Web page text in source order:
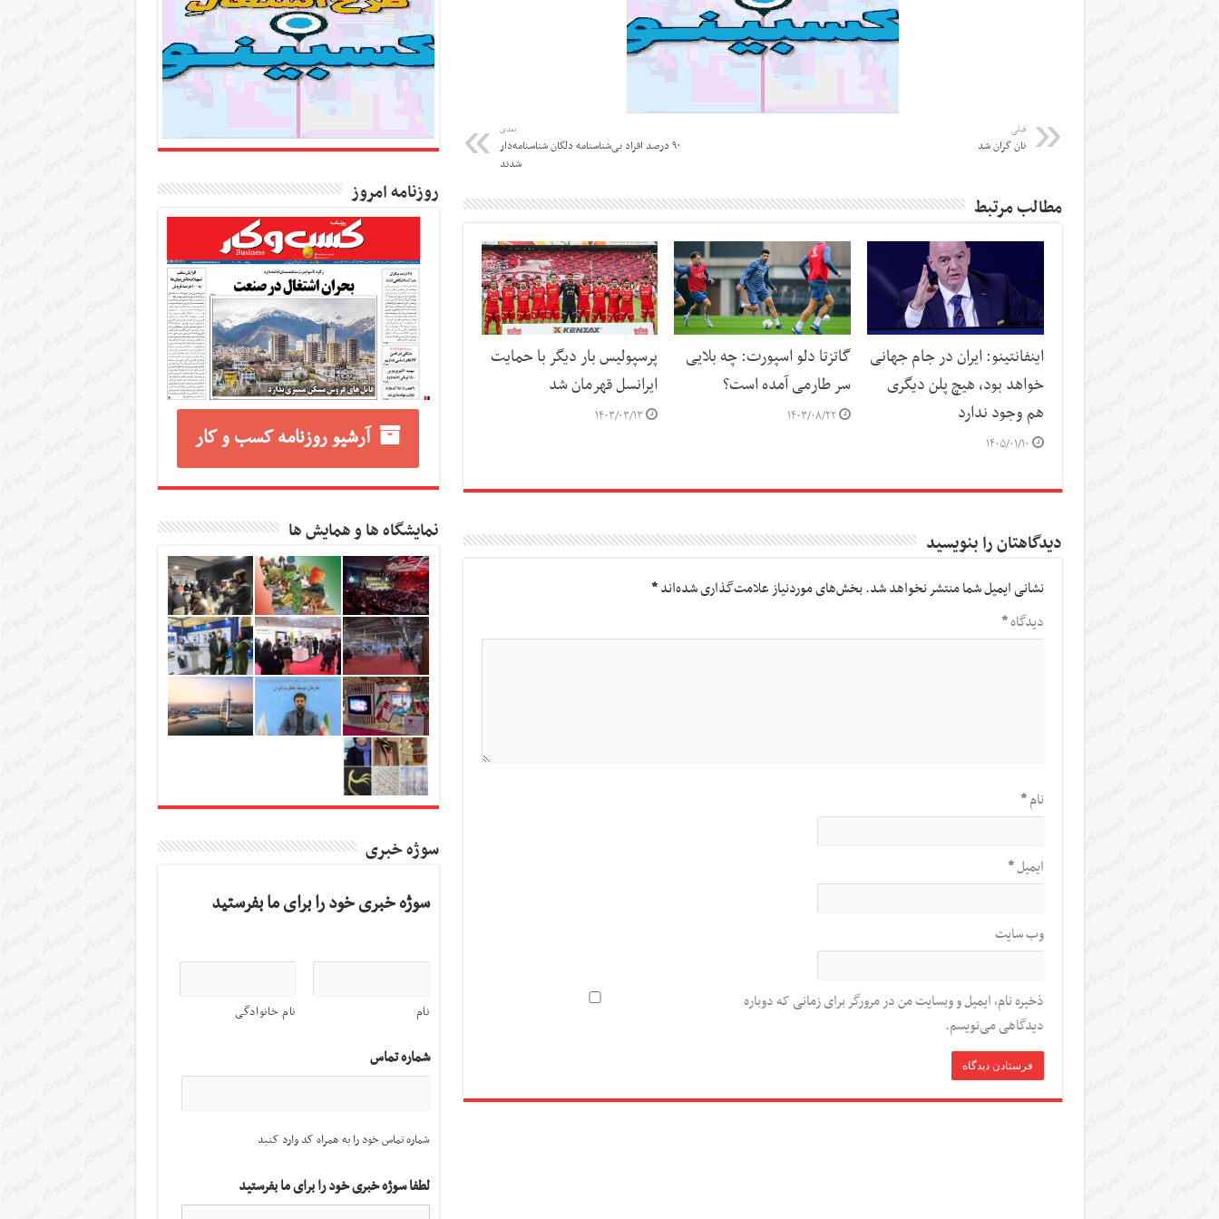
قبلی
نان گران شد
بعدی
۹۰ درصد افراد بی‌شناسنامه دلگان شناسنامه‌دار
شدند
مطالب مرتبط
اینفانتینو: ایران در جام جهانی
خواهد بود، هیچ پلن دیگری
هم وجود ندارد
۱۴۰۵/۰۱/۱۰
گاتزتا دلو اسپورت: چه بلایی
سر طارمی آمده است؟
۱۴۰۳/۰۸/۲۲
پرسپولیس بار دیگر با حمایت
ایرانسل قهرمان شد
۱۴۰۳/۰۳/۱۳
دیدگاهتان را بنویسید
نشانی ایمیل شما منتشر نخواهد شد.بخش‌های موردنیاز علامت‌گذاری شده‌اند*
دیدگاه*
نام*
ایمیل*
وب‌ سایت
ذخیره نام، ایمیل و وبسایت من در مرورگر برای زمانی که دوباره
دیدگاهی می‌نویسم.
روزنامه امروز
آرشیو روزنامه کسب و کار
نمایشگاه ها و همایش ها
سوژه خبری
سوژه خبری خود را برای ما بفرستید
نام نام خانوادگی
شماره تماس
شماره تماس خود را به همراه کد وارد کنید
لطفا سوژه خبری خود را برای ما بفرستید